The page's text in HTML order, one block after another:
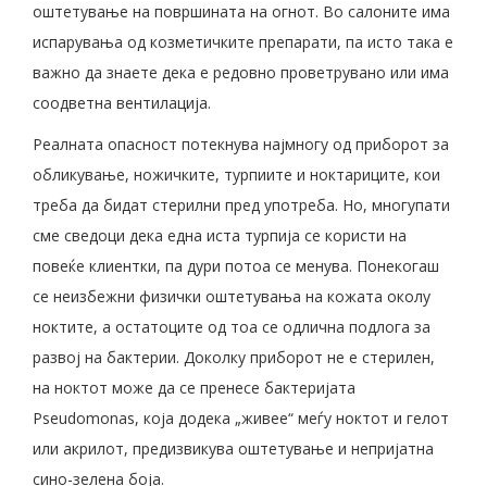
оштетување на површината на огнот. Во салоните има
испарувања од козметичките препарати, па исто така е
важно да знаете дека е редовно проветрувано или има
соодветна вентилација.
Реалната опасност потекнува најмногу од приборот за
обликување, ножичките, турпиите и ноктариците, кои
треба да бидат стерилни пред употреба. Но, многупати
сме сведоци дека една иста турпија се користи на
повеќе клиентки, па дури потоа се менува. Понекогаш
се неизбежни физички оштетувања на кожата околу
ноктите, а остатоците од тоа се одлична подлога за
развој на бактерии. Доколку приборот не е стерилен,
на ноктот може да се пренесе бактеријата
Pseudomonas, која додека „живее“ меѓу ноктот и гелот
или акрилот, предизвикува оштетување и непријатна
сино-зелена боја.